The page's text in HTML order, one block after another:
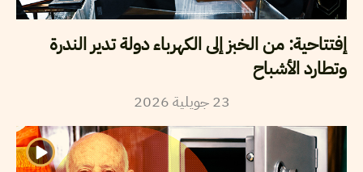
إفتتاحية: من الخبز إلى الكهرباء دولة تدير الندرة
وتطارد الأشباح
23 جويلية2026